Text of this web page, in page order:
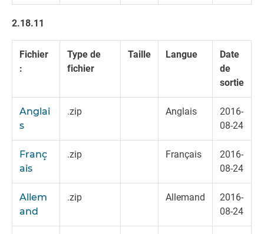
2.18.11
Fichier
:
Type de
fichier
Taille Langue
Date
de
sortie
Anglai
s
.zip Anglais
2016-
08-24
Franç
ais
.zip Français
2016-
08-24
Allem
and
.zip Allemand
2016-
08-24